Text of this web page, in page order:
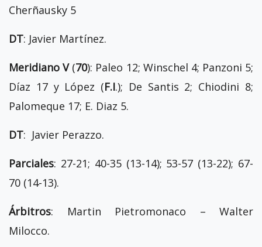
Cherñausky 5
DT: Javier Martínez.
Meridiano V(70): Paleo 12; Winschel 4; Panzoni 5;
Díaz 17 y López (F.I.); De Santis 2; Chiodini 8;
Palomeque 17; E. Diaz 5.
DT: Javier Perazzo.
Parciales: 27-21; 40-35 (13-14); 53-57 (13-22); 67-
70 (14-13).
Árbitros: Martin Pietromonaco – Walter
Milocco.